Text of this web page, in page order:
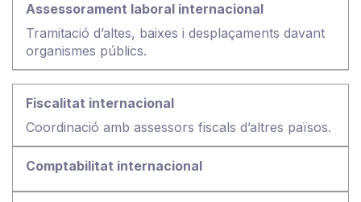
Tramitació d’altes, baixes i desplaçaments davant
organismes públics.
Coordinació amb assessors fiscals d’altres països.